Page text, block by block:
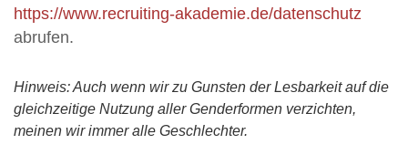
https://www.recruiting-akademie.de/datenschutz
abrufen.
Hinweis: Auch wenn wir zu Gunsten der Lesbarkeit auf die
gleichzeitige Nutzung aller Genderformen verzichten,
meinen wir immer alle Geschlechter.